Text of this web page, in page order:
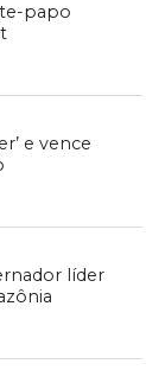
papo
e vence
líder